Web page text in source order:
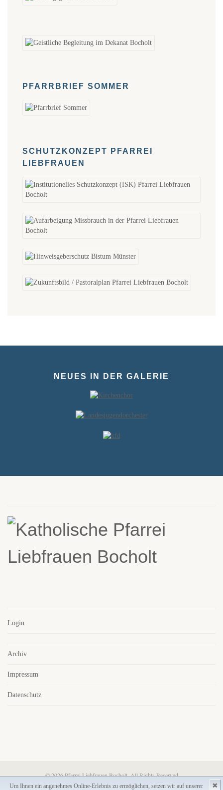
Um Ihnen ein angenehmes Online-Erlebnis zu ermöglichen, setzen wir auf unserer ✖
PFARRBRIEF SOMMER
SCHUTZKONZEPT PFARREI
LIEBFRAUEN
NEUES IN DER GALERIE
Login
Archiv
Impressum
Datenschutz
© 2026 Pfarrei Liebfrauen Bocholt. All Rights Reserved